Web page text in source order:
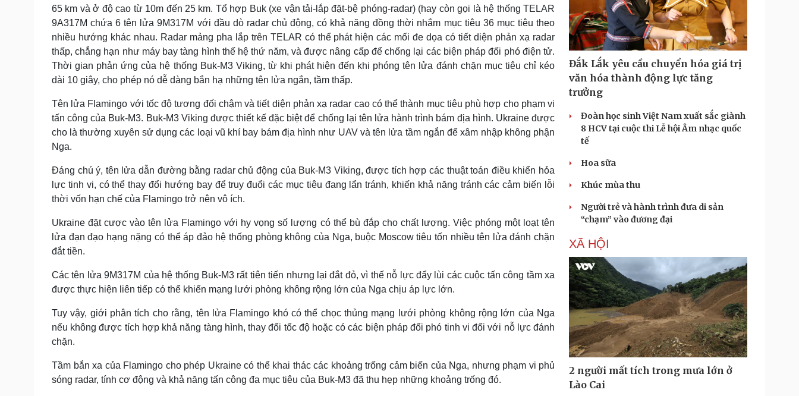
65 km và ở độ cao từ 10m đến 25 km. Tổ hợp Buk (xe vận tải-lắp đặt-bệ phóng-radar) (hay còn gọi là hệ thống TELAR
9A317M chứa 6 tên lửa 9M317M với đầu dò radar chủ động, có khả năng đồng thời nhắm mục tiêu 36 mục tiêu theo
nhiều hướng khác nhau. Radar mảng pha lắp trên TELAR có thể phát hiện các mối đe dọa có tiết diện phản xạ radar
thấp, chẳng hạn như máy bay tàng hình thế hệ thứ năm, và được nâng cấp để chống lại các biện pháp đối phó điện tử.
Thời gian phản ứng của hệ thống Buk-M3 Viking, từ khi phát hiện đến khi phóng tên lửa đánh chặn mục tiêu chỉ kéo
dài 10 giây, cho phép nó dễ dàng bắn hạ những tên lửa ngắn, tầm thấp.
Tên lửa Flamingo với tốc độ tương đối chậm và tiết diện phản xạ radar cao có thể thành mục tiêu phù hợp cho phạm vi
tấn công của Buk-M3. Buk-M3 Viking được thiết kế đặc biệt để chống lại tên lửa hành trình bám địa hình. Ukraine được
cho là thường xuyên sử dụng các loại vũ khí bay bám địa hình như UAV và tên lửa tầm ngắn để xâm nhập không phận
Nga.
Đáng chú ý, tên lửa dẫn đường bằng radar chủ động của Buk-M3 Viking, được tích hợp các thuật toán điều khiển hỏa
lực tinh vi, có thể thay đổi hướng bay để truy đuổi các mục tiêu đang lẩn tránh, khiến khả năng tránh các cảm biến lỗi
thời vốn hạn chế của Flamingo trở nên vô ích.
Ukraine đặt cược vào tên lửa Flamingo với hy vọng số lượng có thể bù đắp cho chất lượng. Việc phóng một loạt tên
lửa đạn đạo hạng nặng có thể áp đảo hệ thống phòng không của Nga, buộc Moscow tiêu tốn nhiều tên lửa đánh chặn
đắt tiền.
Các tên lửa 9M317M của hệ thống Buk-M3 rất tiên tiến nhưng lại đắt đỏ, vì thế nỗ lực đẩy lùi các cuộc tấn công tầm xa
được thực hiện liên tiếp có thể khiến mạng lưới phòng không rộng lớn của Nga chịu áp lực lớn.
Tuy vậy, giới phân tích cho rằng, tên lửa Flamingo khó có thể chọc thủng mạng lưới phòng không rộng lớn của Nga
nếu không được tích hợp khả năng tàng hình, thay đổi tốc độ hoặc có các biện pháp đối phó tinh vi đối với nỗ lực đánh
chặn.
Tầm bắn xa của Flamingo cho phép Ukraine có thể khai thác các khoảng trống cảm biến của Nga, nhưng phạm vi phủ
sóng radar, tính cơ động và khả năng tấn công đa mục tiêu của Buk-M3 đã thu hẹp những khoảng trống đó.
Đắk Lắk yêu cầu chuyển hóa giá trị
văn hóa thành động lực tăng
trưởng
Đoàn học sinh Việt Nam xuất sắc giành
8 HCV tại cuộc thi Lễ hội Âm nhạc quốc
tế
Hoa sữa
Khúc mùa thu
Người trẻ và hành trình đưa di sản
“chạm” vào đương đại
XÃ HỘI
2 người mất tích trong mưa lớn ở
Lào Cai